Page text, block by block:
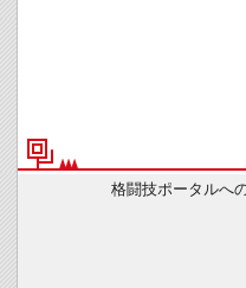
格闘技ポータルへ